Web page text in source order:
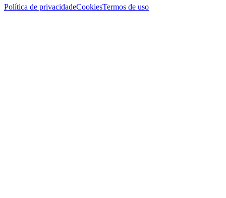
Política de privacidadeCookiesTermos de uso